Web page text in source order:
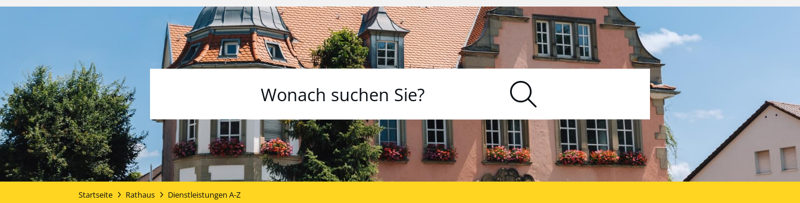
Startseite Rathaus Dienstleistungen A-Z